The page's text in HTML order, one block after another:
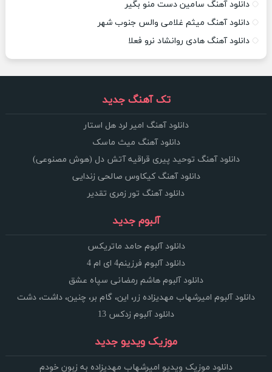
دانلود آهنگ سامین دست منو بگیر
دانلود آهنگ میثم غلامی والس جنوب شهر
دانلود آهنگ هادی روانشاد نرو فعلا
تک آهنگ جدید
دانلود آهنگ امیر لرد هل استار
دانلود آهنگ میث ماسک
دانلود آهنگ توحید پیری قراقیه آتش دل (هوش مصنوعی)
دانلود آهنگ کیکاوس صالحی زندایی
دانلود آهنگ تور زمری تقدیر
آلبوم جدید
دانلود آلبوم حامد ماتریکس
دانلود آلبوم فرزینم4 ای ام 4
دانلود آلبوم هاشم رمضانی سپاه عشق
دانلود آلبوم امیرشهاب مهدیزاده زر، این، گام بر، چنین، داشت، دشت
دانلود آلبوم زدکس 13
موزیک ویدیو جدید
دانلود موزیک ویدیو امیرشهاب مهدیزاده به زبون خودم